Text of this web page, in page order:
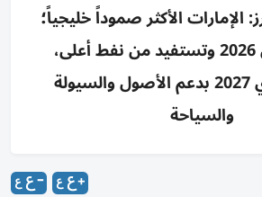
الإمارات الأكثر صموداً خليجياً؛
تقود الائتمان 2026 وتستفيد من نفط أعلى،
وانتعاش قوي 2027 بدعم الأصول والسيولة
والسياحة